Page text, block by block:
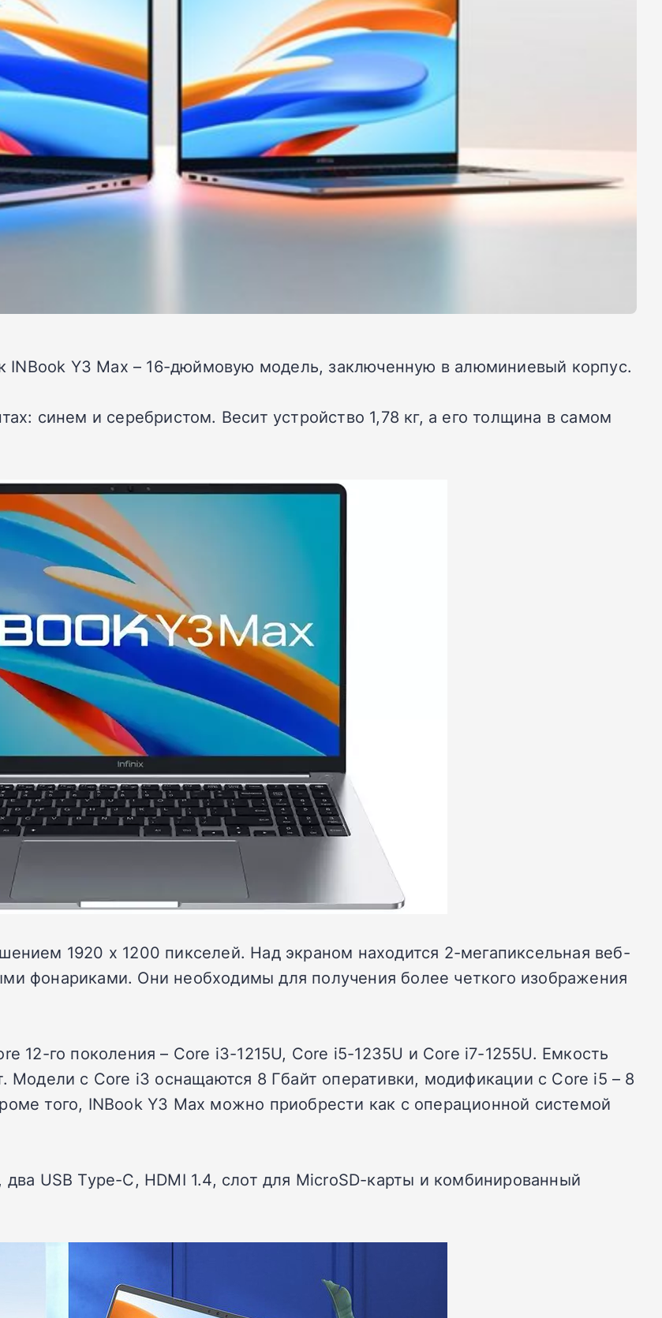
INBook Y3 Max – 16-дюймовую модель, заключенную в алюминиевый корпус.
синем и серебристом. Весит устройство 1,78 кг, а его толщина в самом
1920 x 1200 пикселей. Над экраном находится 2-мегапиксельная веб-
фонариками. Они необходимы для получения более четкого изображения
12-го поколения – Core i3-1215U, Core i5-1235U и Core i7-1255U. Емкость
Модели с Core i3 оснащаются 8 Гбайт оперативки, модификации с Core i5 – 8
того, INBook Y3 Max можно приобрести как с операционной системой
USB Type-C, HDMI 1.4, слот для MicroSD-карты и комбинированный